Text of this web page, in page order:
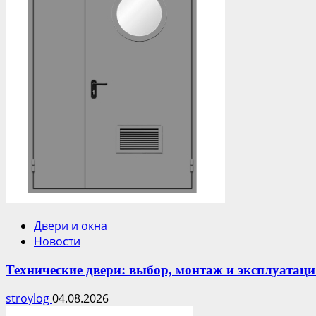
Двери и окна
Новости
Технические двери: выбор, монтаж и
stroylog04.08.2026